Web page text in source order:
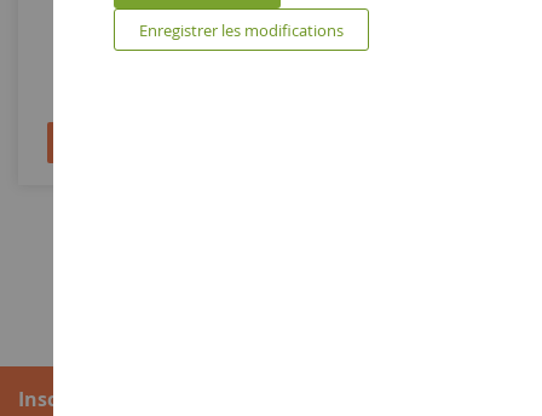
BD0061
Inscription à la newsletter
Enregistrer les modifications